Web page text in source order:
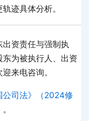
迹具体分析。
出资责任与强制执
为被执行人、出资
来电咨询。
公司法》（2024修
。